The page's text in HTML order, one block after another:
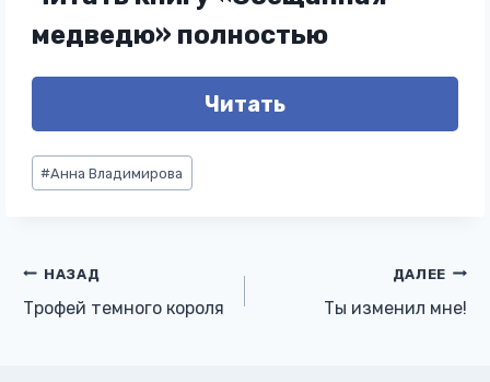
медведю» полностью
Читать
Метки
записи:
#Анна Владимирова
Навигация
по
НАЗАД
Трофей темного короля
ДАЛЕЕ
Ты изменил мне!